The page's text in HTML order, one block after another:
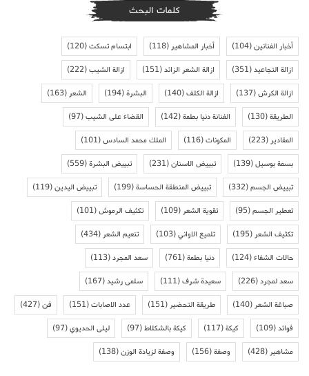
كلمات البحث
أخبار الفنانين(104) أخبار المشاهير(118) ابتسام تسكت(120)
ازالة التجاعيد(351) ازالة الشعر الزائد(151) ازالة الشيب(222)
ازالة الكرش(137) ازالة الكلف(140) البشرة(194) الشعر(163)
الطريقة(130) الفنانة دنيا بطمة(142) القضاء على الشيب(97)
المقادير(223) المكونات(116) الملك محمد السادس(101)
بسمة بوسيل(139) تبييض الاسنان(231) تبييض البشرة(559)
تبييض الجسم(332) تبييض المنطقة الحساسة(199) تبييض اليدين(119)
تعطير الجسم(95) تقوية الشعر(109) تكثيف الرموش(101)
تكثيف الشعر(195) تلميع الاواني(103) تنعيم الشعر(434)
حالات الشفاء(124) دنيا بطمة(761) سعد المجرد(113)
سعد لمجرد(226) سعيدة شرف(111) سلمى رشيد(167)
صباغة الشعر(140) طريقة التحضير(151) عدد الاصابات(151) فن(427)
فوائد(109) كيكة(117) كيكة بالشكلاط(97) ليلى الحديوي(97)
مشاهير(428) وصفة(156) وصفة لزيادة الوزن(138)